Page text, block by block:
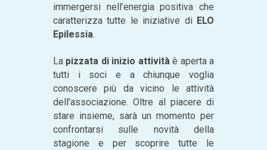
immergersi nell’energia positiva che
caratterizza tutte le iniziative di ELO
Epilessia.
La pizzata di inizio attività è aperta a
tutti i soci e a chiunque voglia
conoscere più da vicino le attività
dell’associazione. Oltre al piacere di
stare insieme, sarà un momento per
confrontarsi sulle novità della
stagione e per scoprire tutte le